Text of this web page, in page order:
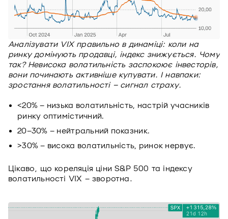
Аналізувати VIX правильно в динаміці: коли на
ринку домінують продавці, індекс знижується. Чому
так? Невисока волатильність заспокоює інвесторів,
вони починають активніше купувати. І навпаки:
зростання волатильності – сигнал страху.
<20% – низька волатильність, настрій учасників
ринку оптимістичний.
20–30% – нейтральний показник.
>30% – висока волатильність, ринок нервує.
Цікаво, що кореляція ціни S&P 500 та індексу
волатильності VIX – зворотна.